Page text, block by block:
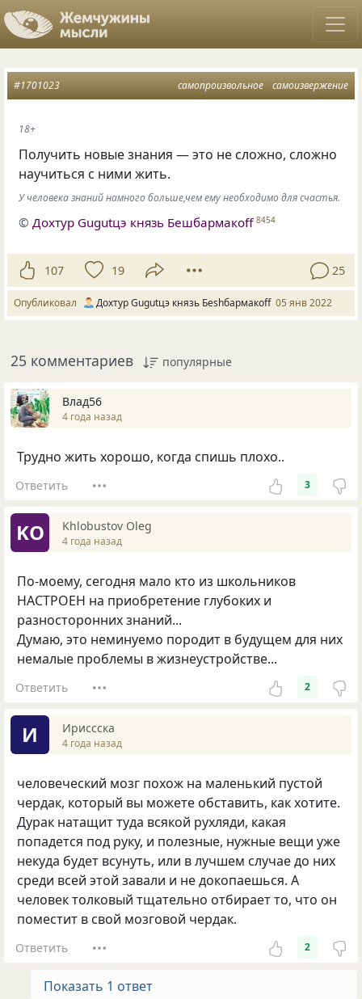
самопроизвольное самоизвержение
#1701023
18+
Получить новые знания — это не сложно, сложно
научиться с ними жить.
У человека знаний намного больше,чем ему необходимо для счастья.
© Дохтур Gugutцэ князь Бешбармакоff 8454
107 19 25
Опубликовал Дохтур Gugutцэ князь Беshбармакоff 05 янв 2022
25 комментариев популярные
Влад56
4 года назад
Трудно жить хорошо, когда спишь плохо..
Ответить 3
KO Khlobustov Oleg
4 года назад
По-моему, сегодня мало кто из школьников
НАСТРОЕН на приобретение глубоких и
разносторонних знаний...
Думаю, это неминуемо породит в будущем для них
немалые проблемы в жизнеустройстве...
Ответить 2
И Ириссска
4 года назад
человеческий мозг похож на маленький пустой
чердак, который вы можете обставить, как хотите.
Дурак натащит туда всякой рухляди, какая
попадется под руку, и полезные, нужные вещи уже
некуда будет всунуть, или в лучшем случае до них
среди всей этой завали и не докопаешься. А
человек толковый тщательно отбирает то, что он
поместит в свой мозговой чердак.
Ответить 2
Показать 1 ответ